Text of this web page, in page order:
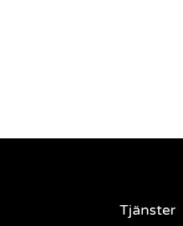
Tjänster